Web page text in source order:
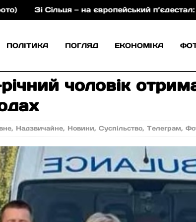
— на європейський п’єдестал: Ярослав Брич
ПОЛІТИКА ПОГЛЯД ЕКОНОМІКА
чоловік
, Надзвичайне, Новини,Суспільство,Телеграм,